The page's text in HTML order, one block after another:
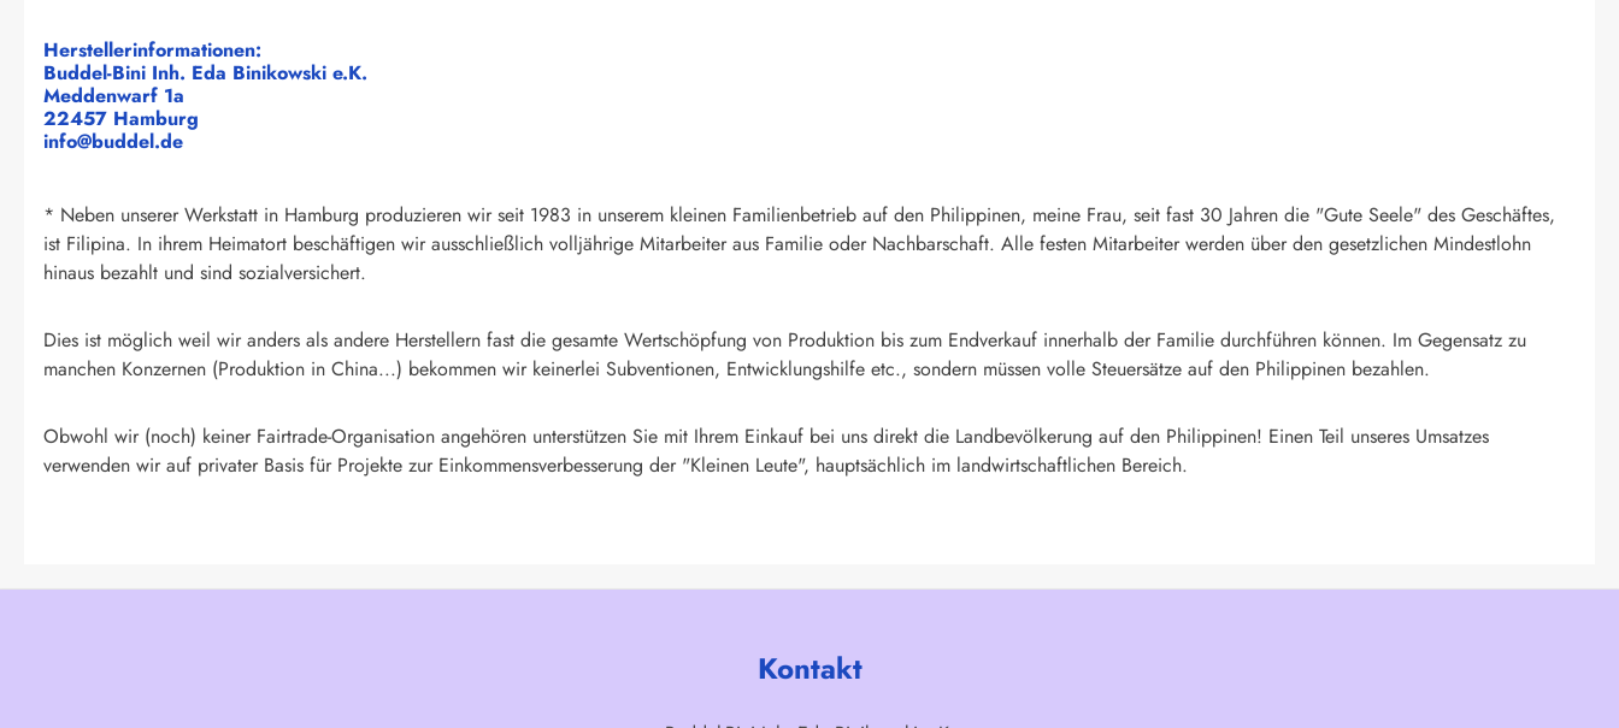
Herstellerinformationen:
Buddel-Bini Inh. Eda Binikowski e.K.
Meddenwarf 1a
22457 Hamburg
info@buddel.de
* Neben unserer Werkstatt in Hamburg produzieren wir seit 1983 in unserem kleinen Familienbetrieb auf den Philippinen, meine Frau, seit fast 30 Jahren die "Gute Seele" des Geschäftes,
ist Filipina. In ihrem Heimatort beschäftigen wir ausschließlich volljährige Mitarbeiter aus Familie oder Nachbarschaft. Alle festen Mitarbeiter werden über den gesetzlichen Mindestlohn
hinaus bezahlt und sind sozialversichert.
Dies ist möglich weil wir anders als andere Herstellern fast die gesamte Wertschöpfung von Produktion bis zum Endverkauf innerhalb der Familie durchführen können. Im Gegensatz zu
manchen Konzernen (Produktion in China...) bekommen wir keinerlei Subventionen, Entwicklungshilfe etc., sondern müssen volle Steuersätze auf den Philippinen bezahlen.
Obwohl wir (noch) keiner Fairtrade-Organisation angehören unterstützen Sie mit Ihrem Einkauf bei uns direkt die Landbevölkerung auf den Philippinen! Einen Teil unseres Umsatzes
verwenden wir auf privater Basis für Projekte zur Einkommensverbesserung der "Kleinen Leute", hauptsächlich im landwirtschaftlichen Bereich.
Kontakt